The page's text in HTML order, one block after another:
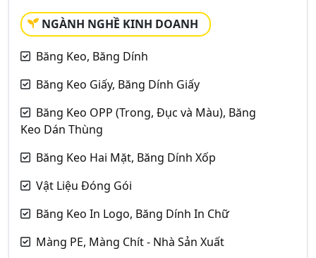
NGÀNH NGHỀ KINH DOANH
Băng Keo, Băng Dính
Băng Keo Giấy, Băng Dính Giấy
Băng Keo OPP (Trong, Đục và Màu), Băng
Keo Dán Thùng
Băng Keo Hai Mặt, Băng Dính Xốp
Vật Liệu Đóng Gói
Băng Keo In Logo, Băng Dính In Chữ
Màng PE, Màng Chít - Nhà Sản Xuất